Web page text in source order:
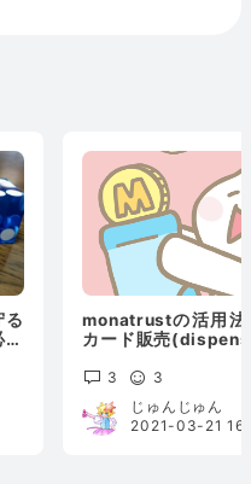
る
monatrustの活用
カード販売
3
3
じゅんじゅん
2021-03-21